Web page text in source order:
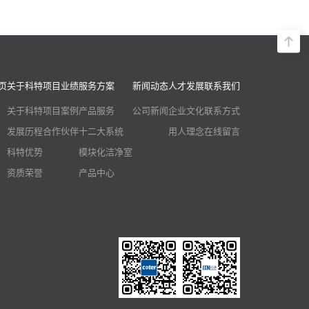
关于科特
关于科特
发展历程
科特优势
资质荣誉
项目业绩
项目案例
合作伙伴
服务方案
产品服务
十二大系统
模块化洁净室
产品中心
新闻动态
公司新闻
人才发展
企业文化
用人理念
联系我们
联系方式
在线留言